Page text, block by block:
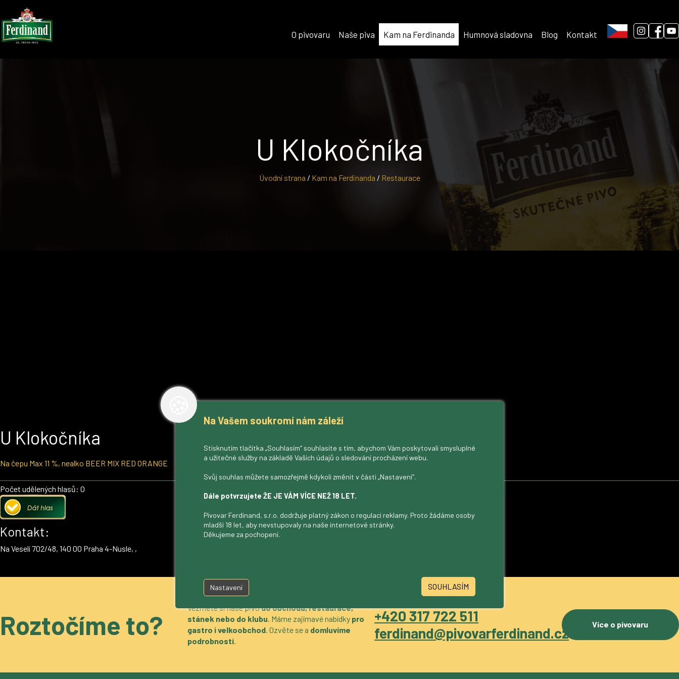
Na Vašem soukromí nám záleží
Stisknutím tlačítka „Souhlasím“ souhlasíte s tím, abychom Vám poskytovali smysluplné
a užitečné služby na základě Vašich údajů o sledování procházení webu.
Svůj souhlas můžete samozřejmě kdykoli změnit v části „Nastavení“.
Dále potvrzujete ŽE JE VÁM VÍCE NEŽ 18 LET.
Pivovar Ferdinand, s.r.o. dodržuje platný zákon o regulaci reklamy. Proto žádáme osoby
mladší 18 let, aby nevstupovaly na naše internetové stránky.
Děkujeme za pochopení.
Nastavení SOUHLASÍM
O pivovaru Naše piva Kam na Ferdinanda Humnová sladovna Blog Kontakt
Úvodní strana / Kam na Ferdinanda / Restaurace
U Klokočníka
U Klokočníka
Na čepu Max 11 %, nealko BEER MIX RED ORANGE
Počet udělených hlasů: 0
Kontakt:
Na Veselí 702/48, 140 00 Praha 4-Nusle, ,
Roztočíme to?
Vezměte si naše pivodo obchodu, restaurace,
stánek nebo do klubu. Máme zajímavé nabídky pro
gastro i velkoobchod. Ozvěte se a domluvíme
podrobnosti.
+420 317 722 511
ferdinand@pivovarferdinand.cz
Více o pivovaru